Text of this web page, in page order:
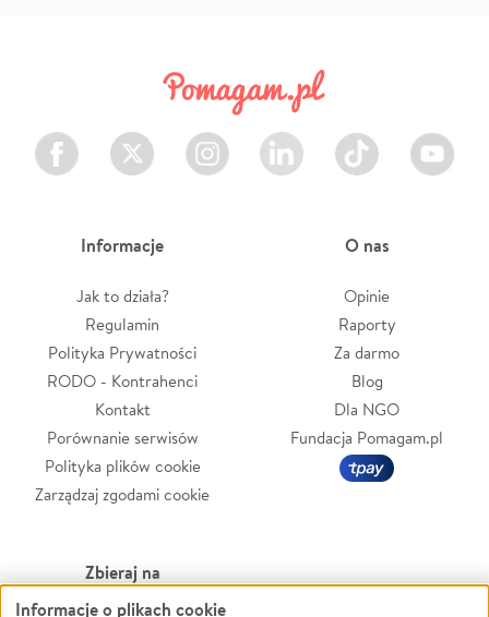
Facebook Twitter Instagram LinkedIn TikTok Youtube
Informacje
Jak to działa?
Regulamin
Polityka Prywatności
RODO - Kontrahenci
Kontakt
Porównanie serwisów
Polityka plików cookie
Zarządzaj zgodami cookie
O nas
Opinie
Raporty
Za darmo
Blog
Dla NGO
Fundacja Pomagam.pl
Zbieraj na
Informacje o plikach cookie